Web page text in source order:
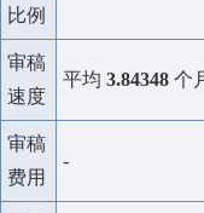
比例
审稿
速度
平均 3.84348 个
审稿
费用
-